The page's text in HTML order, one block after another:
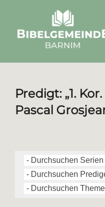
springen
Predigt: „1.
Pascal